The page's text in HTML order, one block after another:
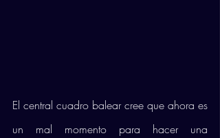
El central cuadro balear cree que ahora es
un mal momento para hacer una